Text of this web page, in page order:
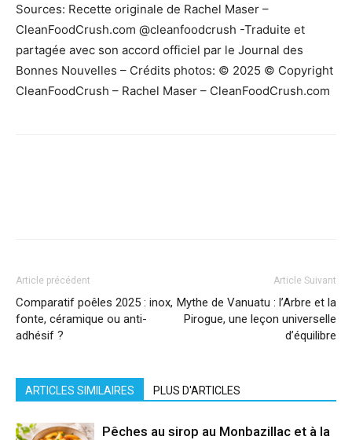
Sources: Recette originale de Rachel Maser –
CleanFoodCrush.com @cleanfoodcrush -Traduite et
partagée avec son accord officiel par le Journal des
Bonnes Nouvelles – Crédits photos: © 2025 © Copyright
CleanFoodCrush – Rachel Maser – CleanFoodCrush.com
Article précédent
Comparatif poêles 2025 : inox,
fonte, céramique ou anti-
adhésif ?
Article Suivant
Mythe de Vanuatu : l’Arbre et la
Pirogue, une leçon universelle
d’équilibre
ARTICLES SIMILAIRES PLUS D'ARTICLES
Pêches au sirop au Monbazillac et à la